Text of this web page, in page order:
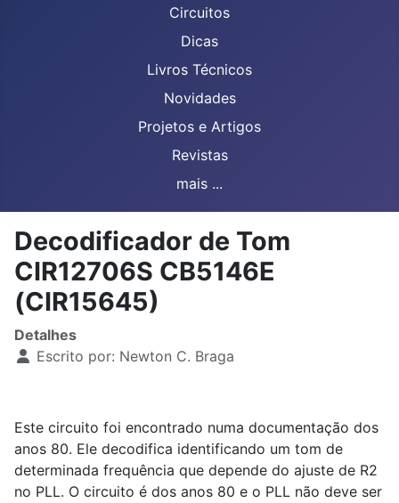
Circuitos
Dicas
Livros Técnicos
Novidades
Projetos e Artigos
Revistas
mais ...
Decodificador de Tom
CIR12706S CB5146E
(CIR15645)
Detalhes
Escrito por: Newton C. Braga
Este circuito foi encontrado numa documentação dos
anos 80. Ele decodifica identificando um tom de
determinada frequência que depende do ajuste de R2
no PLL. O circuito é dos anos 80 e o PLL não deve ser